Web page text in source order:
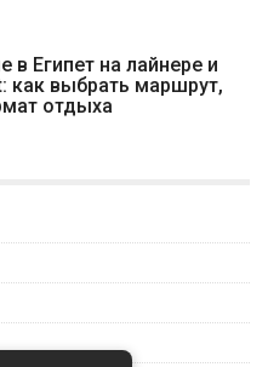
в Египет на лайнере и
как выбрать маршрут,
отдыха